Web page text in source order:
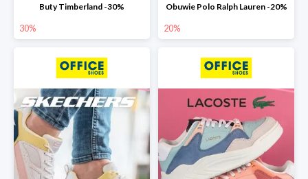
Buty Timberland -30%
30%
Obuwie Polo Ralph Lauren -20%
20%